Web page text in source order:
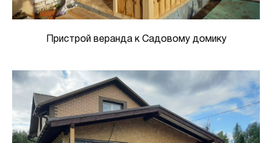
Пристрой веранда к Садовому домику